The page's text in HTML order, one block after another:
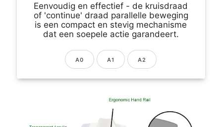
Eenvoudig en effectief - de kruisdraad
of 'continue' draad parallelle beweging
is een compact en stevig mechanisme
dat een soepele actie garandeert.
A0 A1 A2